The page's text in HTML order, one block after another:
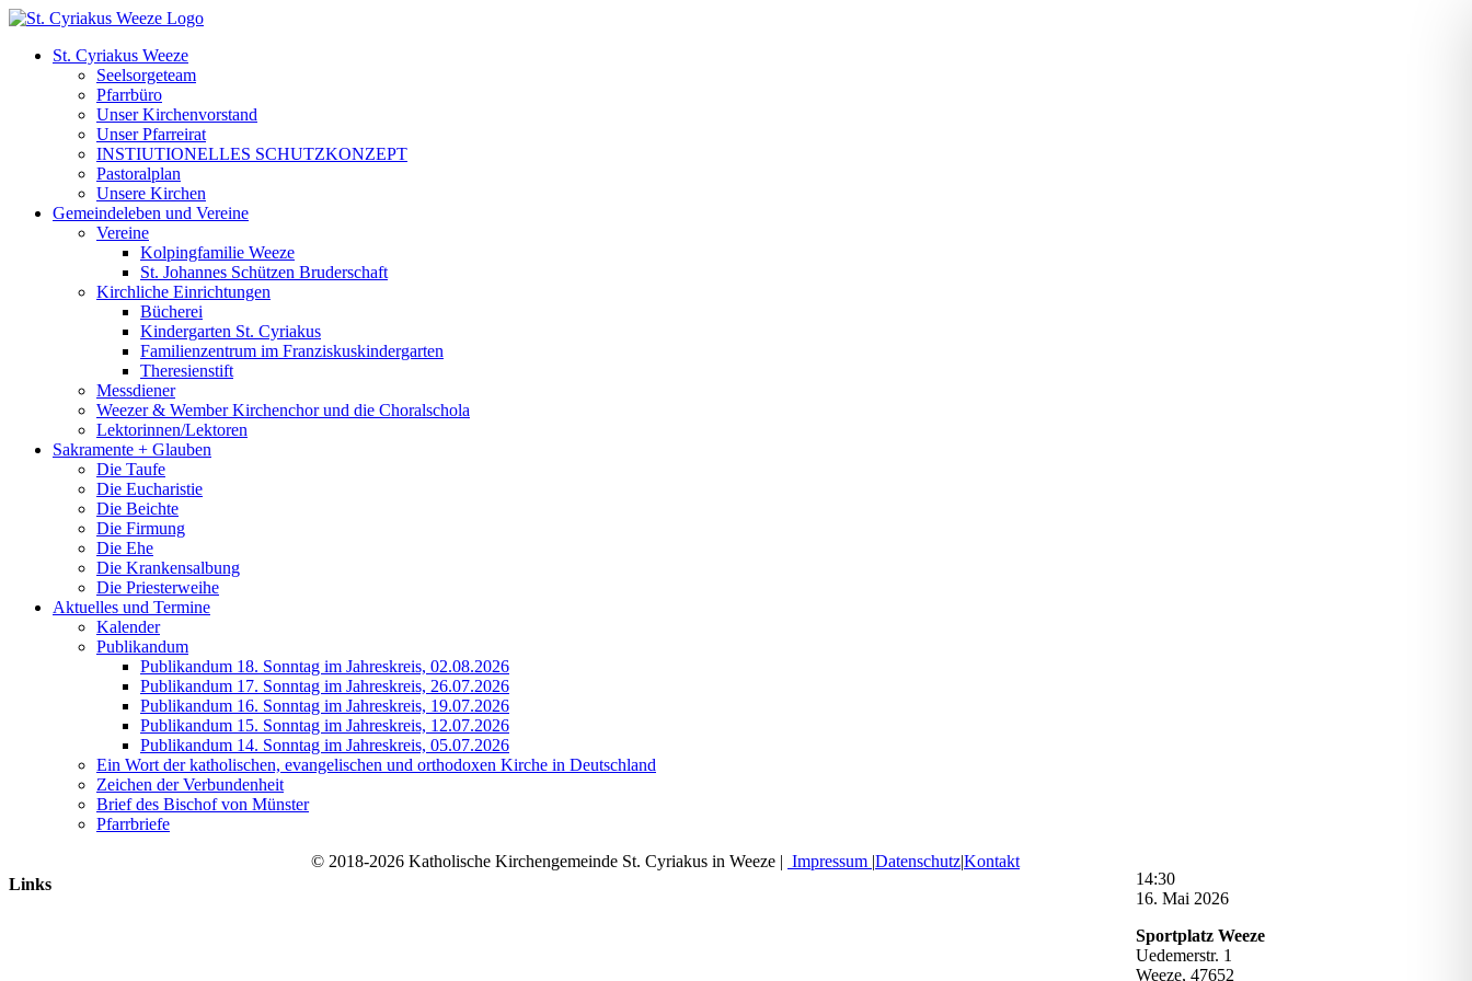
Zum
springenSt. Cyriakus Weeze
Seelsorgeteam
Pfarrbüro
Unser Kirchenvorstand
Unser Pfarreirat
INSTIUTIONELLES SCHUTZKONZEPT
Pastoralplan
Unsere Kirchen
Gemeindeleben und Vereine
Vereine
Kolpingfamilie Weeze
St. Johannes Schützen Bruderschaft
Kirchliche Einrichtungen
Bücherei
Kindergarten St. Cyriakus
Familienzentrum im Franziskuskindergarten
Theresienstift
Messdiener
Weezer & Wember Kirchenchor und die Choralschola
Lektorinnen/Lektoren
Sakramente + Glauben
Die Taufe
Die Eucharistie
Die Beichte
Die Firmung
Die Ehe
Die Krankensalbung
Die Priesterweihe
Aktuelles und Termine
Kalender
Publikandum
Publikandum 18. Sonntag im Jahreskreis, 02.08.2026
Publikandum 17. Sonntag im Jahreskreis, 26.07.2026
Publikandum 16. Sonntag im Jahreskreis, 19.07.2026
Publikandum 15. Sonntag im Jahreskreis, 12.07.2026
Publikandum 14. Sonntag im Jahreskreis, 05.07.2026
Ein Wort der katholischen, evangelischen und orthodoxen Kirche in Deutschland
Zeichen der Verbundenheit
Brief des Bischof von Münster
Pfarrbriefe
Sportplatz
Weeze:
14:30
16. Mai 2026
Sportplatz Weeze
Uedemerstr. 1
Weeze, 47652
Links
© 2018-2026 Katholische Kirchengemeinde St. Cyriakus in Weeze | Impressum |Datenschutz|Kontakt